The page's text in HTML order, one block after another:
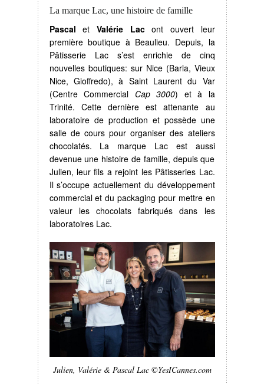
La marque Lac, une histoire de famille
Pascal et Valérie Lacont ouvert leur
première boutique à Beaulieu. Depuis, la
Pâtisserie Lac s’est enrichie de cinq
nouvelles boutiques: sur Nice (Barla, Vieux
Nice, Gioffredo), à Saint Laurent du Var
(Centre Commercial Cap 3000) et à la
Trinité. Cette dernière est attenante au
laboratoire de production et possède une
salle de cours pour organiser des ateliers
chocolatés. La marque Lac est aussi
devenue une histoire de famille, depuis que
Julien, leur fils a rejoint les Pâtisseries Lac.
Il s’occupe actuellement du développement
commercial et du packaging pour mettre en
valeur les chocolats fabriqués dans les
laboratoires Lac.
Julien, Valérie & Pascal Lac ©YesICannes.com